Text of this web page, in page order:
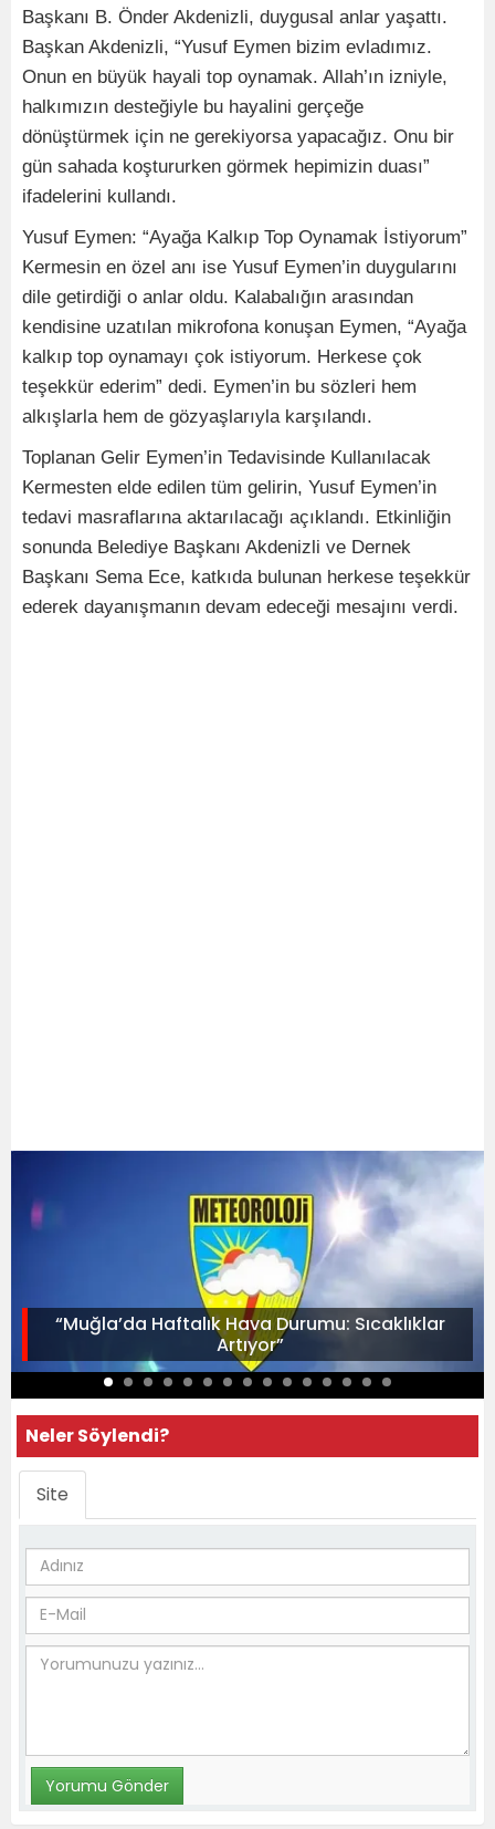
Başkanı B. Önder Akdenizli, duygusal anlar yaşattı.
Başkan Akdenizli, “Yusuf Eymen bizim evladımız.
Onun en büyük hayali top oynamak. Allah’ın izniyle,
halkımızın desteğiyle bu hayalini gerçeğe
dönüştürmek için ne gerekiyorsa yapacağız. Onu bir
gün sahada koştururken görmek hepimizin duası”
ifadelerini kullandı.
Yusuf Eymen: “Ayağa Kalkıp Top Oynamak İstiyorum”
Kermesin en özel anı ise Yusuf Eymen’in duygularını
dile getirdiği o anlar oldu. Kalabalığın arasından
kendisine uzatılan mikrofona konuşan Eymen, “Ayağa
kalkıp top oynamayı çok istiyorum. Herkese çok
teşekkür ederim” dedi. Eymen’in bu sözleri hem
alkışlarla hem de gözyaşlarıyla karşılandı.
Toplanan Gelir Eymen’in Tedavisinde Kullanılacak
Kermesten elde edilen tüm gelirin, Yusuf Eymen’in
tedavi masraflarına aktarılacağı açıklandı. Etkinliğin
sonunda Belediye Başkanı Akdenizli ve Dernek
Başkanı Sema Ece, katkıda bulunan herkese teşekkür
ederek dayanışmanın devam edeceği mesajını verdi.
“Muğla’da Haftalık Hava Durumu: Sıcaklıklar
Artıyor”
Neler Söylendi?
Site